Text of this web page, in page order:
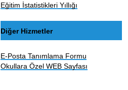
Eğitim İstatistikleri Yıllığı
Diğer Hizmetler
E-Posta Tanımlama Formu
Okullara Özel WEB Sayfası